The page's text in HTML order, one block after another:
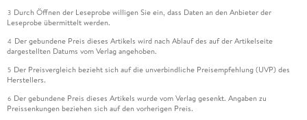
3 Durch Öffnen der Leseprobe willigen Sie ein, dass Daten an den Anbieter der
Leseprobe übermittelt werden.
4 Der gebundene Preis dieses Artikels wird nach Ablauf des auf der Artikelseite
dargestellten Datums vom Verlag angehoben.
5 Der Preisvergleich bezieht sich auf die unverbindliche Preisempfehlung (UVP) des
Herstellers.
6 Der gebundene Preis dieses Artikels wurde vom Verlag gesenkt. Angaben zu
Preissenkungen beziehen sich auf den vorherigen Preis.